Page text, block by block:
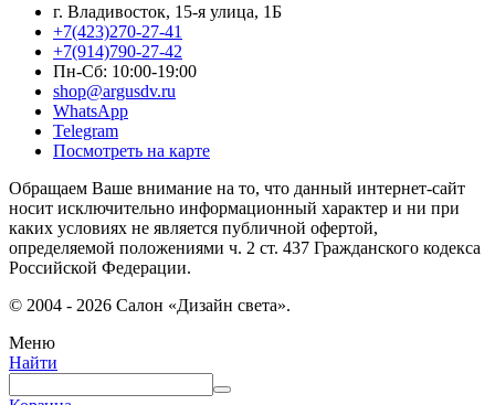
г. Владивосток, 15-я улица, 1Б
+7(423)270-27-41
+7(914)790-27-42
Пн-Сб: 10:00-19:00
shop@argusdv.ru
WhatsApp
Telegram
Посмотреть на карте
Обращаем Ваше внимание на то, что данный интернет-сайт
носит исключительно информационный характер и ни при
каких условиях не является публичной офертой,
определяемой положениями ч. 2 ст. 437 Гражданского кодекса
Российской Федерации.
© 2004 - 2026 Салон «Дизайн света».
Меню
Найти